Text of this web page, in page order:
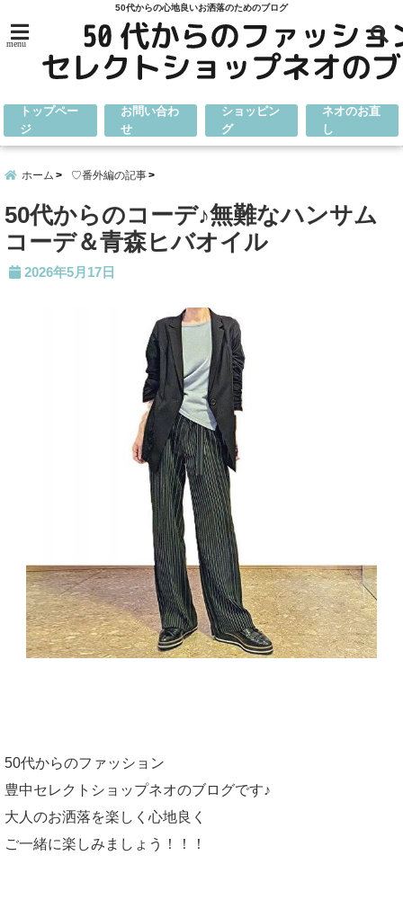
50代からの心地良いお洒落のためのブログ
menu
トップペー
ジ
お問い合わ
せ
ショッピン
グ
ネオのお直
し
ホーム ♡番外編の記事
50代からのコーデ♪無難なハンサム
コーデ＆青森ヒバオイル
2026年5月17日
50代からのファッション
豊中セレクトショップネオのブログです♪
大人のお洒落を楽しく心地良く
ご一緒に楽しみましょう！！！